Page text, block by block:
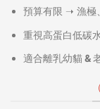
預算有限 ➝漁極
重視高蛋白低碳
適合離乳幼貓 &